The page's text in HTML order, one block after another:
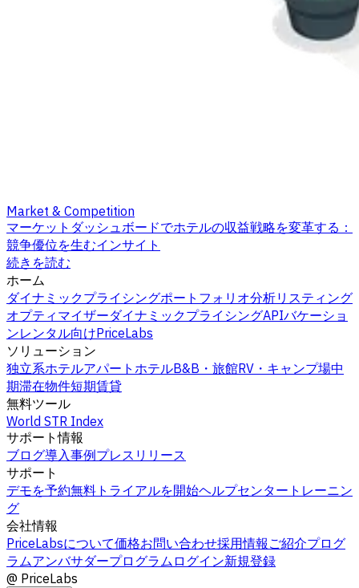
Market & Competition
マーケットダッシュボードでホテルの収益戦略を変革する：
競争優位を生むインサイト
続きを読む
ホーム
ダイナミックプライシングポートフォリオ分析リスティング
オプティマイザーダイナミックプライシングAPIバケーショ
ンレンタル向けPriceLabs
ソリューション
独立系ホテルアパートホテルB&B・旅館RV・キャンプ場中
期滞在物件短期賃貸
無料ツール
World STR Index
サポート情報
ブログ導入事例プレスリリース
サポート
デモを予約無料トライアルを開始ヘルプセンター トレーニン
グ
会社情報
PriceLabsについて価格お問い合わせ採用情報 ご紹介プログ
ラムアンバサダープログラム ログイン新規登録
@ PriceLabs